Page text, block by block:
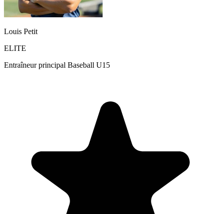
Louis Petit
ELITE
Entraîneur principal Baseball U15